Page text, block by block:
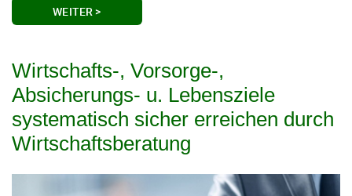
WEITER >
Wirtschafts-, Vorsorge-,
Absicherungs- u. Lebensziele
systematisch sicher erreichen durch
Wirtschaftsberatung